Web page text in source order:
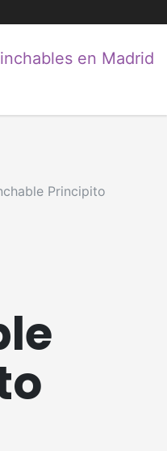
Principito